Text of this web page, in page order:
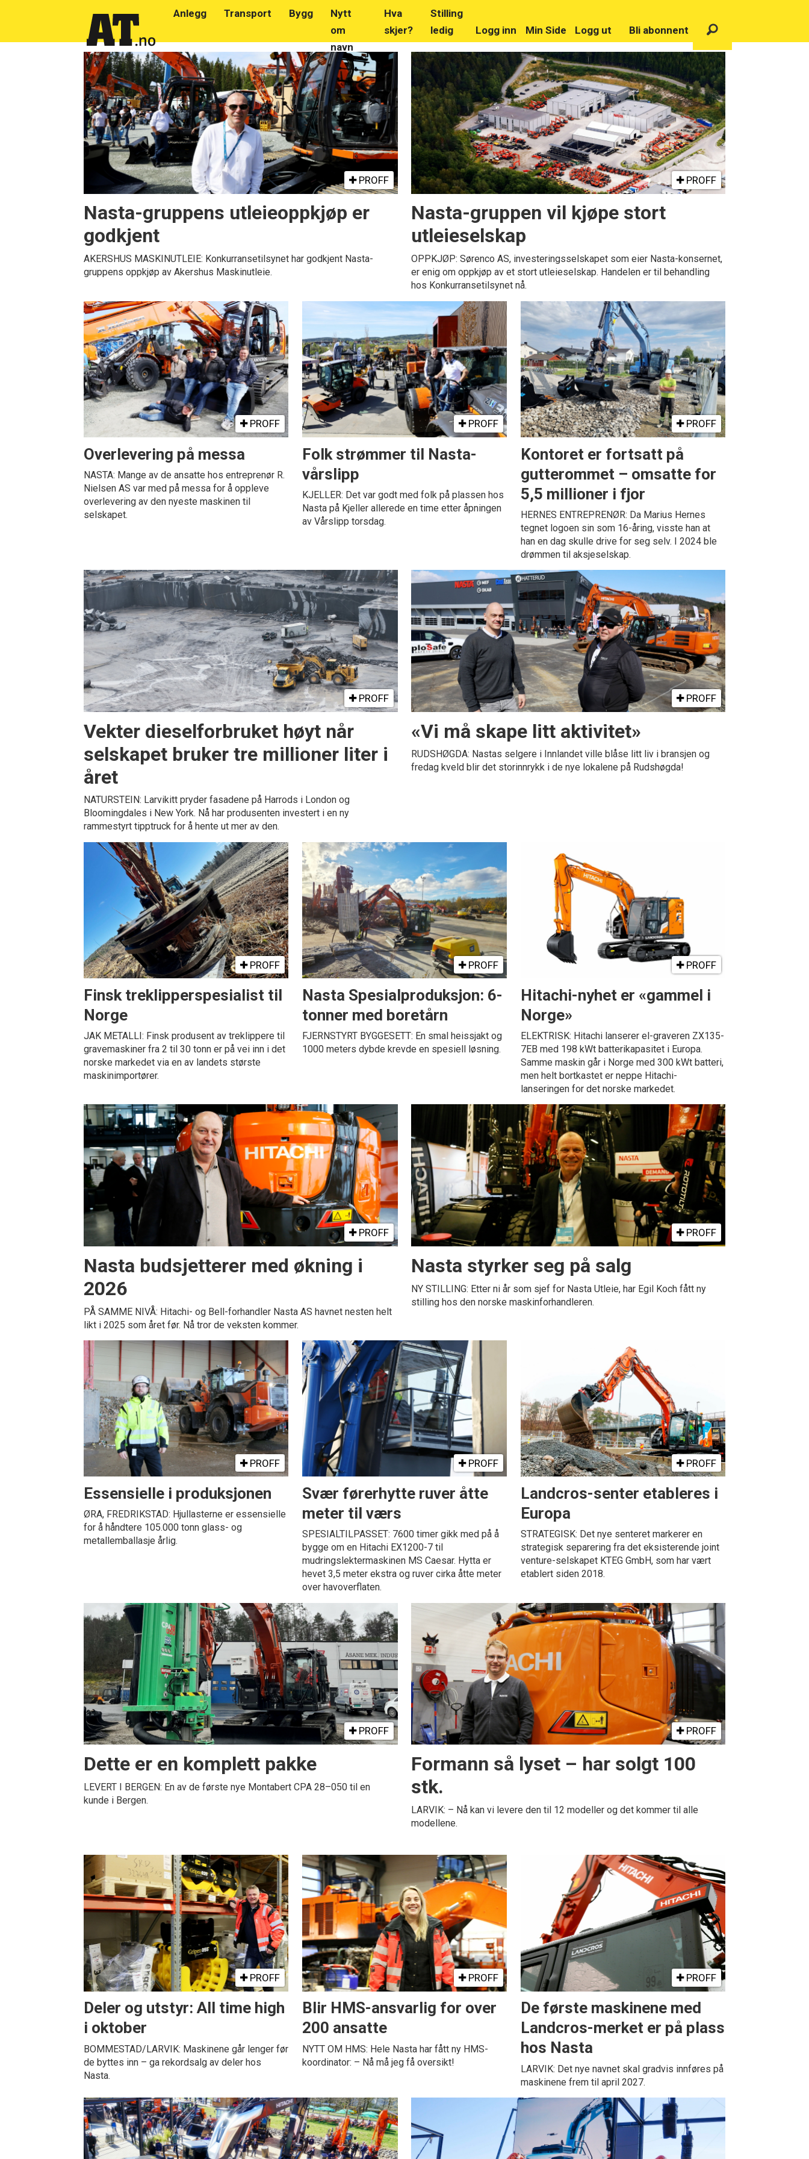
Anlegg Transport Bygg
Nytt
om
navn
Hva
skjer?
Stilling
ledig
Logg inn Min Side Logg ut Bli abonnent
PROFF
Nasta-gruppens utleieoppkjøp er
godkjent
AKERSHUS MASKINUTLEIE: Konkurransetilsynet har godkjent Nasta-
gruppens oppkjøp av Akershus Maskinutleie.
PROFF
Nasta-gruppen vil kjøpe stort
utleieselskap
OPPKJØP: Sørenco AS, investeringsselskapet som eier Nasta-konsernet,
er enig om oppkjøp av et stort utleieselskap. Handelen er til behandling
hos Konkurransetilsynet nå.
PROFF
Overlevering på messa
NASTA: Mange av de ansatte hos entreprenør R.
Nielsen AS var med på messa for å oppleve
overlevering av den nyeste maskinen til
selskapet.
PROFF
Folk strømmer til Nasta-
vårslipp
KJELLER: Det var godt med folk på plassen hos
Nasta på Kjeller allerede en time etter åpningen
av Vårslipp torsdag.
PROFF
Kontoret er fortsatt på
gutterommet – omsatte for
5,5 millioner i fjor
HERNES ENTREPRENØR: Da Marius Hernes
tegnet logoen sin som 16-åring, visste han at
han en dag skulle drive for seg selv. I 2024 ble
drømmen til aksjeselskap.
PROFF
Vekter dieselforbruket høyt når
selskapet bruker tre millioner liter i
året
NATURSTEIN: Larvikitt pryder fasadene på Harrods i London og
Bloomingdales i New York. Nå har produsenten investert i en ny
rammestyrt tipptruck for å hente ut mer av den.
PROFF
«Vi må skape litt aktivitet»
RUDSHØGDA: Nastas selgere i Innlandet ville blåse litt liv i bransjen og
fredag kveld blir det storinnrykk i de nye lokalene på Rudshøgda!
PROFF
Finsk treklipperspesialist til
Norge
JAK METALLI: Finsk produsent av treklippere til
gravemaskiner fra 2 til 30 tonn er på vei inn i det
norske markedet via en av landets største
maskinimportører.
PROFF
Nasta Spesialproduksjon: 6-
tonner med boretårn
FJERNSTYRT BYGGESETT: En smal heissjakt og
1000 meters dybde krevde en spesiell løsning.
PROFF
Hitachi-nyhet er «gammel i
Norge»
ELEKTRISK: Hitachi lanserer el-graveren ZX135-
7EB med 198 kWt batterikapasitet i Europa.
Samme maskin går i Norge med 300 kWt batteri,
men helt bortkastet er neppe Hitachi-
lanseringen for det norske markedet.
PROFF
Nasta budsjetterer med økning i
2026
PÅ SAMME NIVÅ: Hitachi- og Bell-forhandler Nasta AS havnet nesten helt
likt i 2025 som året før. Nå tror de veksten kommer.
PROFF
Nasta styrker seg på salg
NY STILLING: Etter ni år som sjef for Nasta Utleie, har Egil Koch fått ny
stilling hos den norske maskinforhandleren.
PROFF
Essensielle i produksjonen
ØRA, FREDRIKSTAD: Hjullasterne er essensielle
for å håndtere 105.000 tonn glass- og
metallemballasje årlig.
PROFF
Svær førerhytte ruver åtte
meter til værs
SPESIALTILPASSET: 7600 timer gikk med på å
bygge om en Hitachi EX1200-7 til
mudringslektermaskinen MS Caesar. Hytta er
hevet 3,5 meter ekstra og ruver cirka åtte meter
over havoverflaten.
PROFF
Landcros-senter etableres i
Europa
STRATEGISK: Det nye senteret markerer en
strategisk separering fra det eksisterende joint
venture-selskapet KTEG GmbH, som har vært
etablert siden 2018.
PROFF
Dette er en komplett pakke
LEVERT I BERGEN: En av de første nye Montabert CPA 28–050 til en
kunde i Bergen.
PROFF
Formann så lyset – har solgt 100
stk.
LARVIK: – Nå kan vi levere den til 12 modeller og det kommer til alle
modellene.
PROFF
Deler og utstyr: All time high
i oktober
BOMMESTAD/LARVIK: Maskinene går lenger før
de byttes inn – ga rekordsalg av deler hos
Nasta.
PROFF
Blir HMS-ansvarlig for over
200 ansatte
NYTT OM HMS: Hele Nasta har fått ny HMS-
koordinator: – Nå må jeg få oversikt!
PROFF
De første maskinene med
Landcros-merket er på plass
hos Nasta
LARVIK: Det nye navnet skal gradvis innføres på
maskinene frem til april 2027.